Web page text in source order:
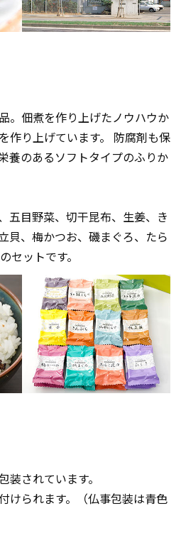
。佃煮を作り上げたノウハウか
作り上げています。 防腐剤も保
養のあるソフトタイプのふりか
五目野菜、切干昆布、生姜、き
貝、梅かつお、磯まぐろ、たら
セットです。
装されています。
けられます。（仏事包装は青色